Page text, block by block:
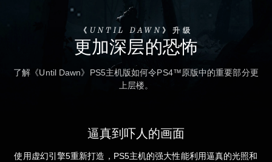
《UNTIL DAWN》升级
更加深层的恐怖
了解《Until Dawn》PS5主机版如何令PS4™原版中的重要部分更
上层楼。
逼真到吓人的画面
使用虚幻引擎5重新打造，PS5主机的强大性能利用逼真的光照和